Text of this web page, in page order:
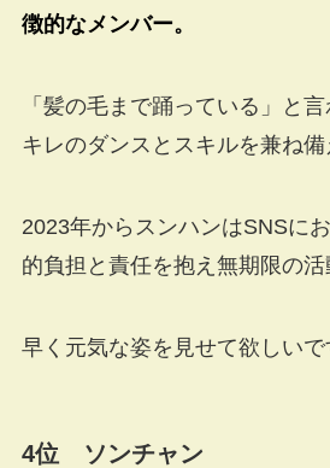
徴的なメンバー。
「髪の毛まで踊っている」と
キレのダンスとスキルを兼ね備
2023年からスンハンはSNSに
的負担と責任を抱え無期限の活
早く元気な姿を見せて欲しいで
4位 ソンチャン